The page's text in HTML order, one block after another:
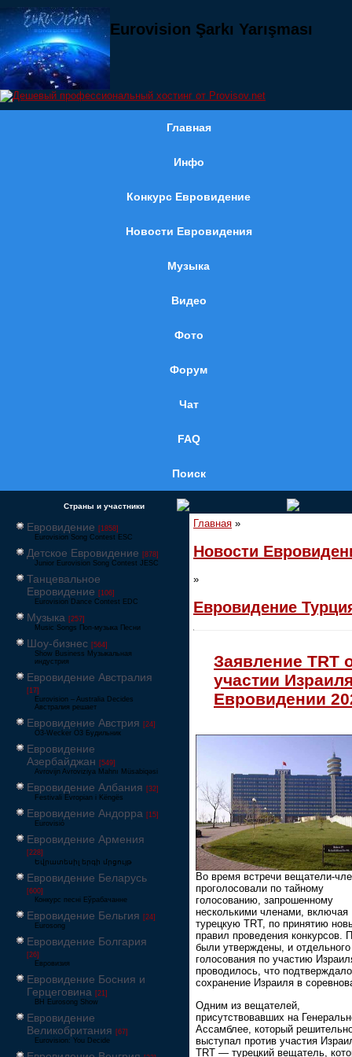
Eurovision Şarkı Yarışması
Главная
Инфо
Конкурс Евровидение
Новости Евровидения
Музыка
Видео
Фото
Форум
Чат
FAQ
Поиск
Страны и участники
Евровидение [1858]
Eurovision Song Contest ESC
Детское Евровидение [878]
Junior Eurovision Song Contest JESC
Танцевальное
Евровидение [106]
Eurovision Dance Contest EDC
Музыка [257]
Music Songs Поп-музыка Песни
Шоу-бизнес [564]
Show Business Музыкальная
индустрия
Евровидение Австралия
[17]
Eurovision – Australia Decides
Австралия решает
Евровидение Австрия [24]
Ö3-Wecker Ö3 Будильник
Евровидение
Азербайджан [549]
Avrovijn Avroviziya Mahnı Müsabiqəsi
Евровидение Албания [32]
Festivali Evropian i Këngës
Евровидение Андорра [15]
Eurovisió
Евровидение Армения
[228]
Եվրատեսիլ երգի մրցույթ
Евровидение Беларусь
[600]
Конкурс песні Еўрабачанне
Евровидение Бельгия [24]
Eurosong
Евровидение Болгария
[26]
Евровизия
Евровидение Босния и
Герцеговина [21]
BH Eurosong Show
Евровидение
Великобритания [67]
Eurovision: You Decide
Главная »
Новости
»
Евровидение
Заявление TRT
участии
Евровидении
Во время встречи вещатели-
проголосовали по тайному
голосованию, запрошенному
несколькими членами, включая
турецкую TRT, по принятию
правил проведения конкурсов.
были утверждены, и отдельного
голосования по участию
проводилось, что подтверждало
сохранение Израиля в
Одним из вещателей,
присутствовавших на
Ассамблее, который
выступал против участия
TRT — турецкий вещатель,